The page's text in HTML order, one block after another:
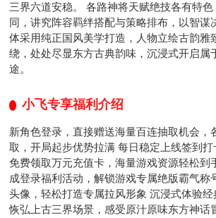
三界六道安稳。 各路神将天赋绝技各有特
同，讲究阵容羁绊搭配与策略排布，以智谋
体采用纯正国风美学打造，人物立绘古韵雅
绕，处处尽显东方古典韵味，沉浸式开启属
途。
小飞专享福利介绍
新角色登录，直接赠送海量百连抽取机会，
取，开局起步优势拉满 每日稳定上线签到
免费领取万元充值卡，海量游戏资源轻松到
成登录福利活动，解锁游戏专属绝版霸气称
头像，轻松打造专属拉风形象 沉浸式体验
恢弘上古三界场景，感受原汁原味东方神话